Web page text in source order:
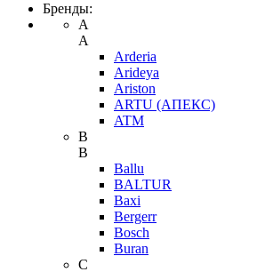
Бренды:
A
A
Arderia
Arideya
Ariston
ARTU (АПЕКС)
ATM
B
B
Ballu
BALTUR
Baxi
Bergerr
Bosch
Buran
C